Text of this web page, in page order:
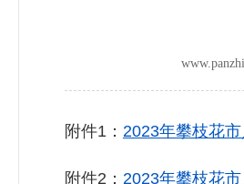
附件1： 2023年攀枝花
附件2： 2023年攀枝花